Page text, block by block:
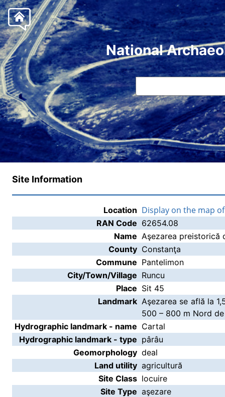
National
Site Information
Location Display on the map
RAN Code 62654.08
Name Aşezarea preistorică
County Constanţa
Commune Pantelimon
City/Town/Village Runcu
Place Sit 45
Landmark Aşezarea se află la
500 – 800 m Nord
Hydrographic landmark - name Cartal
Hydrographic landmark - type pârâu
Geomorphology deal
Land utility agricultură
Site Class locuire
Site Type aşezare